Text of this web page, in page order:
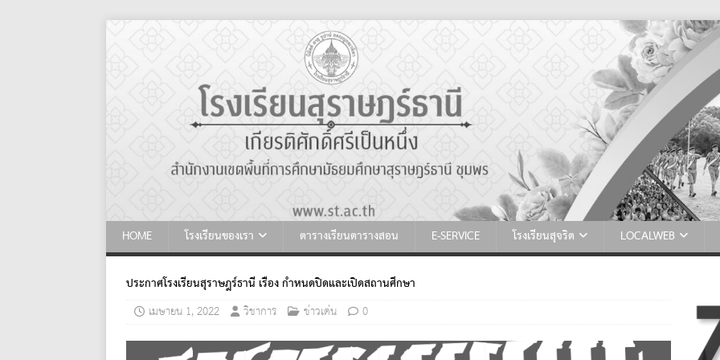
HOME โรงเรียนของเรา ตารางเรียนตารางสอน E-SERVICE โรงเรียนสุจริต LOCALWEB
ประกาศโรงเรียนสุราษฎร์ธานี เรื่อง กำหนดปิดและเปิดสถานศึกษา
เมษายน 1, 2022
วิชาการ ข่าวเด่น 0